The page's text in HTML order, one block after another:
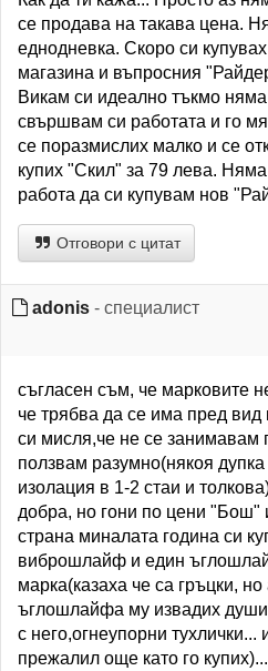
се продава на такава цена.
еднодневка. Скоро си
магазина и въпросния
Викам си идеално тъкмо
свършвам си работата и го
се поразмислих малко и се
купих "Скил" за 79 лева.
работа да си купувам нов
Отговори с цитат
adonis - специалист
съгласен съм, че марковите
че трябва да се има пред вид
си мисля,че не се
ползвам разумно(някоя
изолация в 1-2 стаи и
добра, но гони по цени "Бош"
страна миналата година си
виброшлайф и един
марка(казаха че са гръцки,
ъглошлайфа му извадих
с него,огнеупорни
прежалил още като го